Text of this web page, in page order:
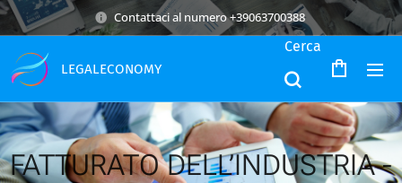
Contattaci al numero +39063700388
LEGALECONOMY
Cerca
FATTURATO DELL’INDUSTRIA -